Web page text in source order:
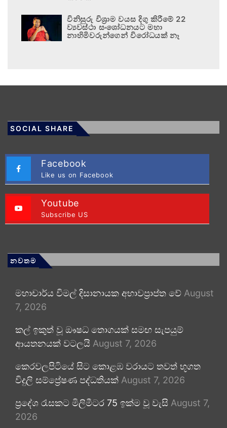
විනිසුරු විශ්‍රාම වයස දිගු කිරීමේ 22
ව්‍යවස්ථා සංශෝධනයට මහා
නාහිමිවරුන්ගෙන් විරෝධයක් නෑ
SOCIAL SHARE
Facebook
Like us on Facebook
Youtube
Subscribe US
නවතම
මහාචාර්ය විමල් දිසානායක අභාවප්‍රාප්ත වේ August
7, 2026
කල් ඉකුත් වූ ඖෂධ තොගයක් සමඟ සැපයුම්
ආයතනයක් වටලයි August 7, 2026
කෙරවලපිටියේ සිට කොළඹ වරායට තවත් භූගත
විදුලි සම්ප්‍රේෂණ පද්ධතියක් August 7, 2026
ප්‍රදේශ රැසකට මිලිමීටර 75 ඉක්ම වූ වැසි August 7,
2026